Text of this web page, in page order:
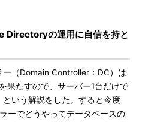
Directoryの運用に自信を持と
（Domain Controller：DC）は
果たすので、サーバー1台だけで
いう解説をした。すると今度
ーでどうやってデータベースの